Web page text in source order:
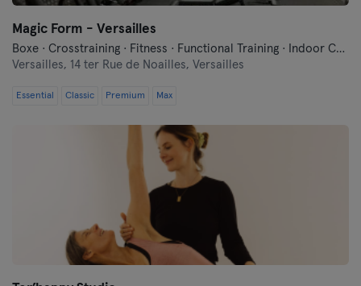
Magic Form - Versailles
Boxe · Crosstraining · Fitness · Functional Training · Indoor Cycling · Pilates · Yoga
Versailles, 14 ter Rue de Noailles, Versailles
Essential Classic Premium Max